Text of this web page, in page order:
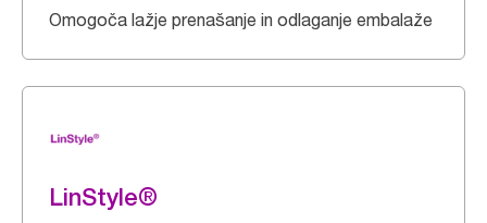
Omogoča lažje prenašanje in odlaganje embalaže
LinStyle®